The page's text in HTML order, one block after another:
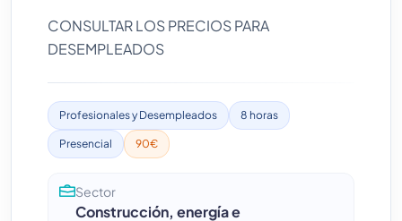
CONSULTAR LOS PRECIOS PARA
DESEMPLEADOS
Profesionales y Desempleados 8 horas
Presencial 90€
Sector
Construcción, energía e